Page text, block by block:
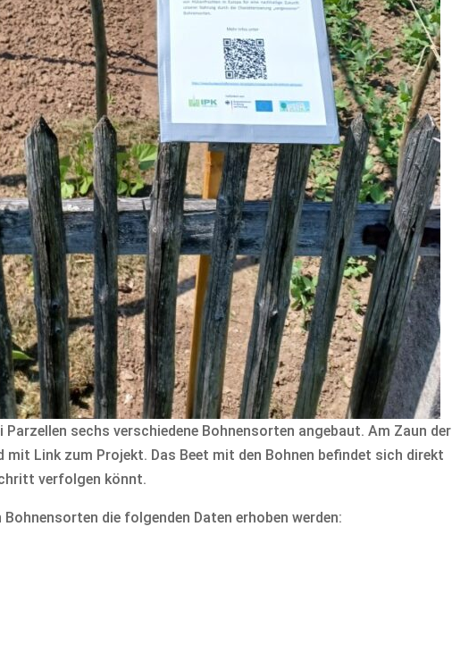
Parzellen sechs verschiedene Bohnensorten angebaut. Am Zaun der
mit Link zum Projekt. Das Beet mit den Bohnen befindet sich direkt
verfolgen könnt.
die folgenden Daten erhoben werden: